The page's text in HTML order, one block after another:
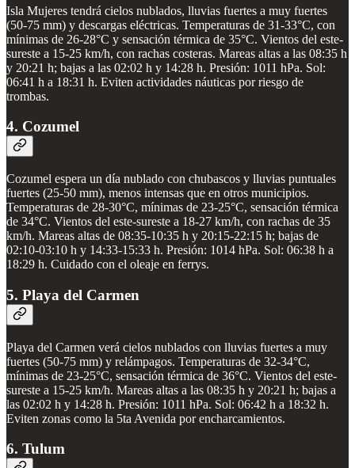
Isla Mujeres tendrá cielos nublados, lluvias fuertes a muy fuertes
(50-75 mm) y descargas eléctricas. Temperaturas de 31-33°C, con
mínimas de 26-28°C y sensación térmica de 35°C. Vientos del este-
sureste a 15-25 km/h, con rachas costeras. Mareas altas a las 08:35 h
y 20:21 h; bajas a las 02:02 h y 14:28 h. Presión: 1011 hPa. Sol:
06:41 h a 18:31 h. Eviten actividades náuticas por riesgo de
trombas.
4. Cozumel
Cozumel espera un día nublado con chubascos y lluvias puntuales
fuertes (25-50 mm), menos intensas que en otros municipios.
Temperaturas de 28-30°C, mínimas de 23-25°C, sensación térmica
de 34°C. Vientos del este-sureste a 18-27 km/h, con rachas de 35
km/h. Mareas altas de 08:35-10:35 h y 20:15-22:15 h; bajas de
02:10-03:10 h y 14:33-15:33 h. Presión: 1014 hPa. Sol: 06:38 h a
18:29 h. Cuidado con el oleaje en ferrys.
5. Playa del Carmen
Playa del Carmen verá cielos nublados con lluvias fuertes a muy
fuertes (50-75 mm) y relámpagos. Temperaturas de 32-34°C,
mínimas de 23-25°C, sensación térmica de 36°C. Vientos del este-
sureste a 15-25 km/h. Mareas altas a las 08:35 h y 20:21 h; bajas a
las 02:02 h y 14:28 h. Presión: 1011 hPa. Sol: 06:42 h a 18:32 h.
Eviten zonas como la 5ta Avenida por encharcamientos.
6. Tulum